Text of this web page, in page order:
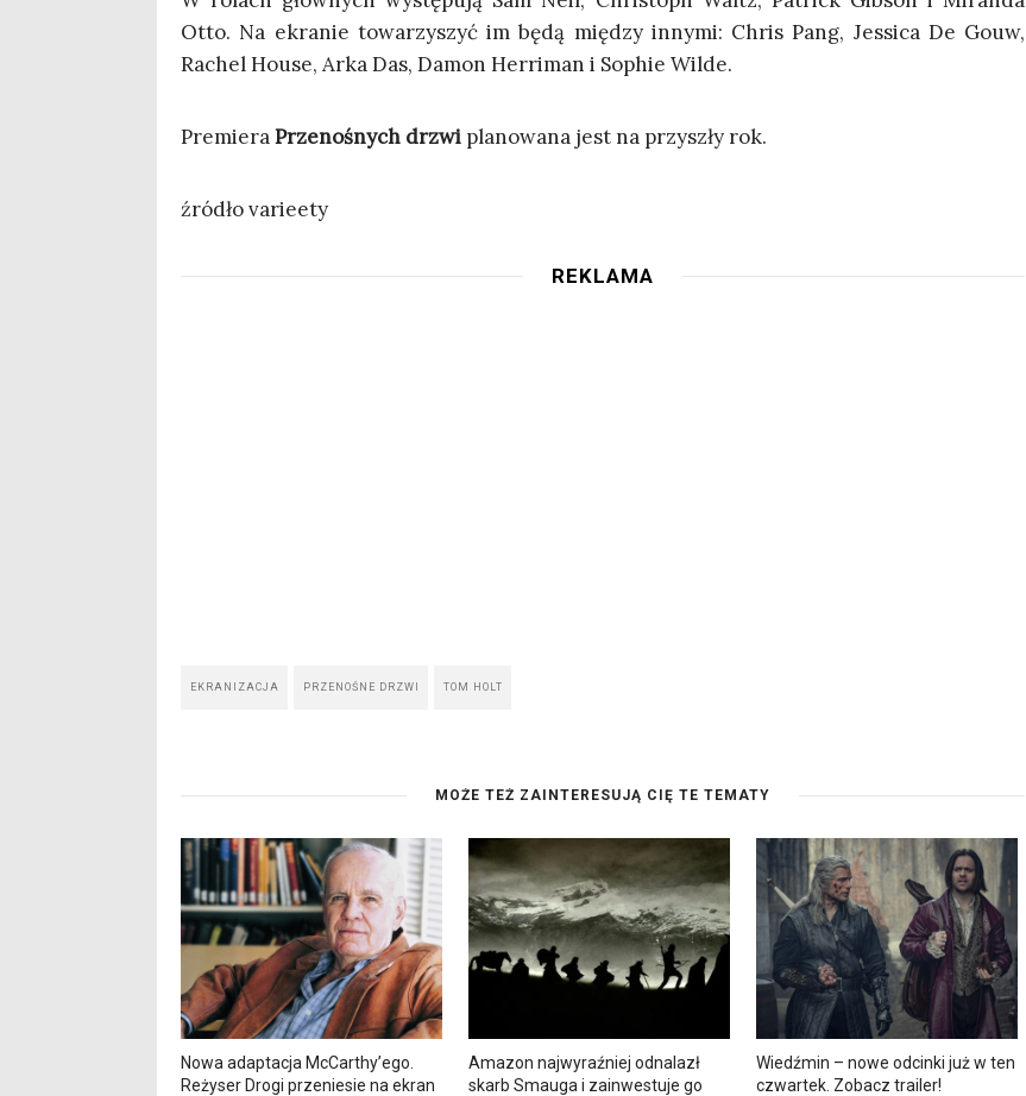
Otto. Na ekra­nie towa­rzy­szyć im będą mię­dzy inny­mi: Chris Pang, Jes­si­ca De Gouw,
Rachel House, Arka Das, Damon Her­ri­man i Sophie Wilde.
Pre­mie­raPrze­no­śnych drzwi pla­no­wa­na jest na przy­szły rok.
źró­dło varieety
REKLAMA
EKRANIZACJA PRZENOŚNE DRZWI TOM HOLT
MOŻE TEŻ ZAINTERESUJĄ CIĘ TE TEMATY
Nowa adaptacja McCarthy’ego.
Reżyser Drogi przeniesie na ekran
Amazon najwyraźniej odnalazł
skarb Smauga i zainwestuje go
Wiedźmin – nowe odcinki już w ten
czwartek. Zobacz trailer!